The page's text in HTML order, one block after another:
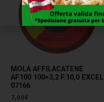
MOLA AFFILACATENE
AF100 100×3,2 F.10,0 EXCEL
07166
7,00€